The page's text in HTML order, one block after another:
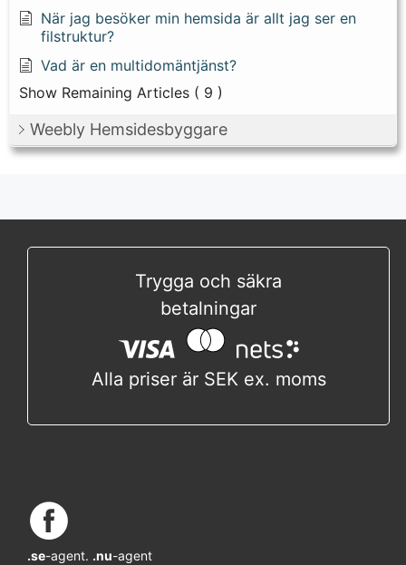
När jag besöker min hemsida är allt jag ser en
filstruktur?
Vad är en multidomäntjänst?
Show Remaining Articles ( 9 )
Weebly Hemsidesbyggare
Trygga och säkra
betalningar
Alla priser är SEK ex. moms
.se-agent. .nu-agent